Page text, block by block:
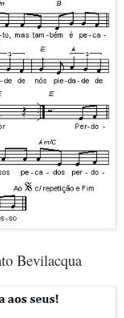
Bevilacqua